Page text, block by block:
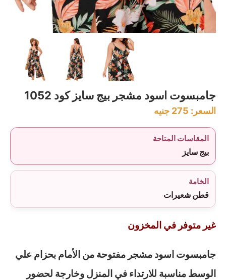
جامبسوت اسود مشجر بيج سايز كود 1052
السعر: 275 جنيه
المقاسات المتاحة
بيج سايز
الخامة
قطن شعيرات
غير متوفر في المخزون
جامبسوت اسود مشجر مفتوحة من الأمام بحزام علي
الوسط مناسبة للارتداء في المنزل وخارجة لحضور